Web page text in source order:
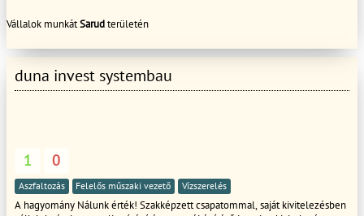
Vállalok munkátSarudterületén
duna invest systembau
1 0
Aszfaltozás Felelős műszaki vezető Vízszerelés
A hagyomány Nálunk érték! Szakképzett csapatommal, saját kivitelezésben